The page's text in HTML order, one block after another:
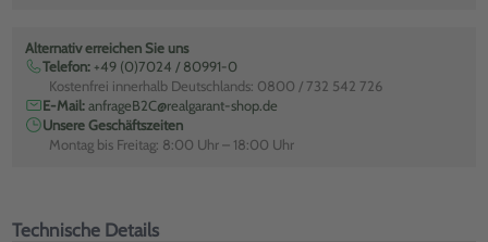
Alternativ erreichen Sie uns
Telefon: +49 (0)7024 / 80991-0
Kostenfrei innerhalb Deutschlands: 0800 / 732 542 726
E-Mail:anfrageB2C@realgarant-shop.de
Unsere Geschäftszeiten
Montag bis Freitag: 8:00 Uhr – 18:00 Uhr
Technische Details